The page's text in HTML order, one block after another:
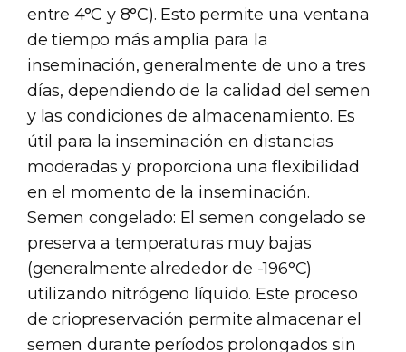
entre 4°C y 8°C). Esto permite una ventana
de tiempo más amplia para la
inseminación, generalmente de uno a tres
días, dependiendo de la calidad del semen
y las condiciones de almacenamiento. Es
útil para la inseminación en distancias
moderadas y proporciona una flexibilidad
en el momento de la inseminación.
Semen congelado: El semen congelado se
preserva a temperaturas muy bajas
(generalmente alrededor de -196°C)
utilizando nitrógeno líquido. Este proceso
de criopreservación permite almacenar el
semen durante períodos prolongados sin